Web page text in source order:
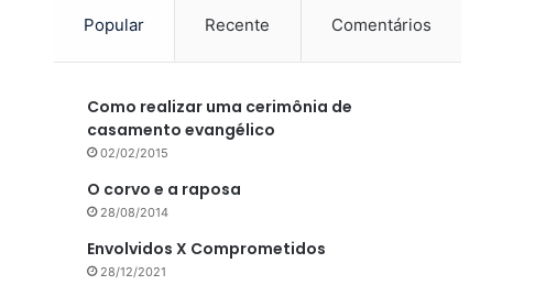
Popular Recente Comentários
Como realizar uma cerimônia de
casamento evangélico
02/02/2015
O corvo e a raposa
28/08/2014
Envolvidos X Comprometidos
28/12/2021